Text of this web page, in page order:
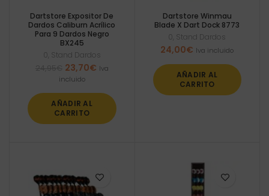
Dartstore Expositor De
Dardos Caliburn Acrílico
Para 9 Dardos Negro
BX245
0 Stand Dardos
El
precio
era:
24,95€.
23,70€El
23,70€.
Iva
incluido
AÑADIR AL
CARRITO
Dartstore Winmau
Blade X Dart Dock 8773
0 Stand Dardos
24,00€ Iva incluido
AÑADIR AL
CARRITO